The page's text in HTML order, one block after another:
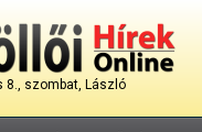
8., szombat, László